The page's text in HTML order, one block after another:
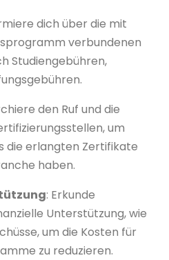
dich über die mit
verbundenen
Studiengebühren,
den Ruf und die
um
die erlangten Zertifikate
haben.
: Erkunde
Unterstützung, wie
um die Kosten für
zu reduzieren.